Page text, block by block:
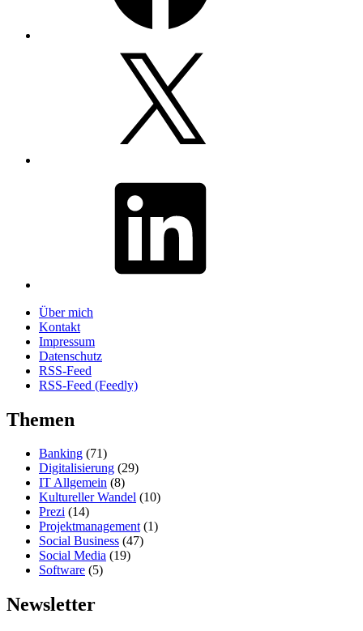
Über mich
Kontakt
Impressum
Datenschutz
RSS-Feed
RSS-Feed (Feedly)
Themen
Banking (71)
Digitalisierung (29)
IT Allgemein (8)
Kultureller Wandel (10)
Prezi (14)
Projektmanagement(1)
Social Business (47)
Social Media (19)
Software (5)
Newsletter